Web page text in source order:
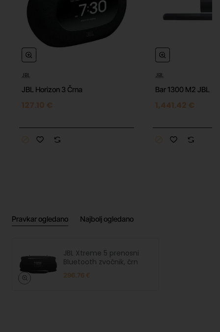
Zvočniki: 1 × woofer + 2 × visokotonca
Frekvenčni razpon: 40 Hz – 20 kHz
Bluetooth: 6.0
Avtonomija: do 28 ur
padce)
Teža: 2,9 kg
JBL
JBL Horizon 3 Črna
127.10 €
JBL
Bar 1300 M2 JBL
1,441.42 €
Pravkar ogledano Najbolj ogledano
JBL Xtreme 5 prenosni
Bluetooth zvočnik, črn
296.76 €